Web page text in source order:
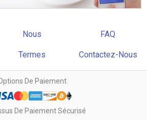
Nous FAQ
Termes Contactez-Nous
De Paiement
De Paiement Sécurisé